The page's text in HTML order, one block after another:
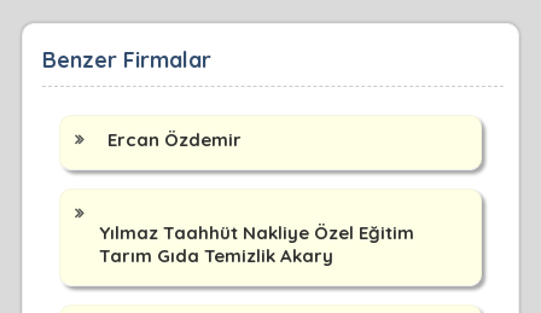
Benzer Firmalar
Ercan Özdemir
Yılmaz Taahhüt Nakliye Özel Eğitim
Tarım Gıda Temizlik Akary